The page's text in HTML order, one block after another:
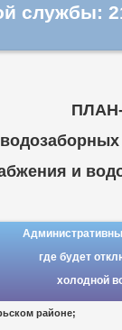
службы:
и
где будет
холодной
районе;